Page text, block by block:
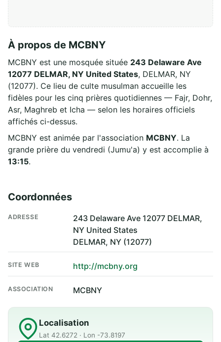
À propos de MCBNY
MCBNY est une mosquée située 243 Delaware Ave
12077 DELMAR, NY United States, DELMAR, NY
(12077). Ce lieu de culte musulman accueille les
fidèles pour les cinq prières quotidiennes — Fajr, Dohr,
Asr, Maghreb et Icha — selon les horaires officiels
affichés ci-dessus.
MCBNY est animée par l'association MCBNY. La
grande prière du vendredi (Jumu'a) y est accomplie à
13:15.
Coordonnées
ADRESSE
243 Delaware Ave 12077 DELMAR,
NY United States
DELMAR, NY (12077)
SITE WEB http://mcbny.org
ASSOCIATION MCBNY
Localisation
Lat 42.6272 · Lon -73.8197